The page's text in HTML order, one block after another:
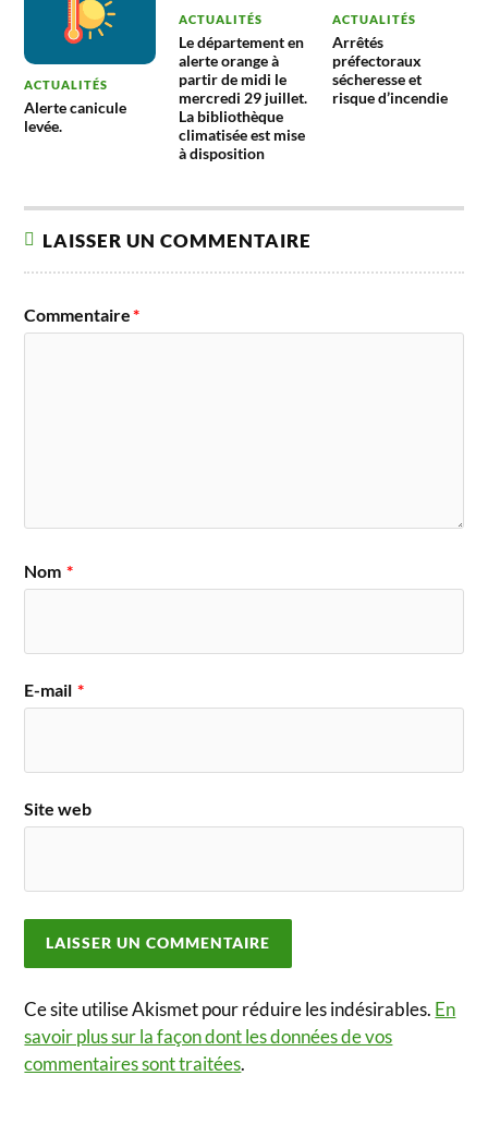
ACTUALITÉS
Alerte canicule
levée.
ACTUALITÉS
Le département en
alerte orange à
partir de midi le
mercredi 29 juillet.
La bibliothèque
climatisée est mise
à disposition
ACTUALITÉS
Arrêtés
préfectoraux
sécheresse et
risque d’incendie
LAISSER UN COMMENTAIRE
Commentaire*
Nom *
E-mail *
Site web
Ce site utilise Akismet pour réduire les indésirables. En
savoir plus sur la façon dont les données de vos
commentaires sont traitées.